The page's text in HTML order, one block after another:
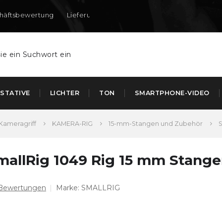
Lieferung nach DE und AT
STATIVE LICHTER TON SMARTPHONE-VIDEO
KAMERA-RIG 15-mm-Stangen und Zubehör
1049 Rig 15 mm
Marke: SMALLRIG